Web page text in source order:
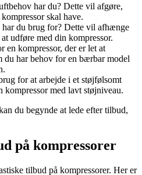
har du? Dette vil afgøre,
skal have.
du brug for? Dette vil afhænge
udføre med din kompressor.
kompressor, der er let at
du har behov for en bærbar model
for at arbejde i et støjfølsomt
kompressor med lavt støjniveau.
du begynde at lede efter tilbud,
på kompressorer
tilbud på kompressorer. Her er